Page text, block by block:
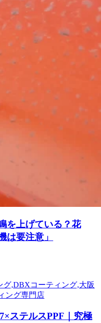
を上げている？花
は要注意」
ステルスPPF｜究極